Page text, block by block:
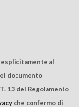
al
documento
13 del Regolamento
che confermo di